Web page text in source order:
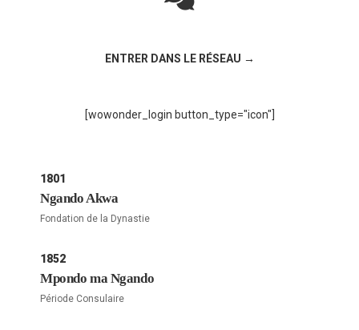
ENTRER DANS LE RÉSEAU →
[wowonder_login button_type="icon"]
1801
Ngando Akwa
Fondation de la Dynastie
1852
Mpondo ma Ngando
Période Consulaire